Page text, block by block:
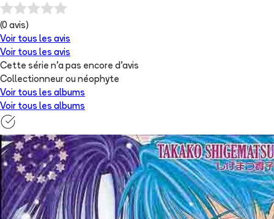
(0 avis)
Voir tous les avis
Voir tous les avis
Cette série n'a pas encore d'avis
Collectionneur ou néophyte
Voir tous les albums
Voir tous les albums